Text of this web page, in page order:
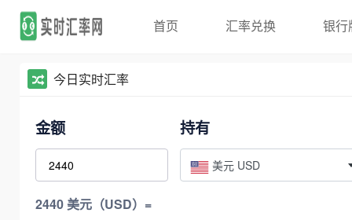
首页 汇率兑换 银行
今日实时汇率
金额 持有
美元 USD
2440 美元（USD）=